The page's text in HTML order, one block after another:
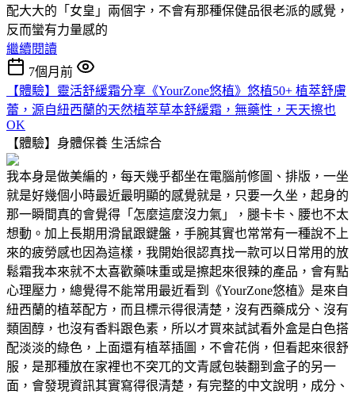
配大大的「女皇」兩個字，不會有那種保健品很老派的感覺，
反而蠻有力量感的
繼續閱讀
7個月前
【體驗】靈活舒緩霜分享《YourZone悠植》悠植50+ 植萃舒膚
蕾，源自紐西蘭的天然植萃草本舒緩霜，無藥性，天天擦也
OK
【體驗】身體保養 生活綜合
我本身是做美編的，每天幾乎都坐在電腦前修圖、排版，一坐
就是好幾個小時最近最明顯的感覺就是，只要一久坐，起身的
那一瞬間真的會覺得「怎麼這麼沒力氣」，腿卡卡、腰也不太
想動。加上長期用滑鼠跟鍵盤，手腕其實也常常有一種說不上
來的疲勞感也因為這樣，我開始很認真找一款可以日常用的放
鬆霜我本來就不太喜歡藥味重或是擦起來很辣的產品，會有點
心理壓力，總覺得不能常用最近看到《YourZone悠植》是來自
紐西蘭的植萃配方，而且標示得很清楚，沒有西藥成分、沒有
類固醇，也沒有香料跟色素，所以才買來試試看外盒是白色搭
配淡淡的綠色，上面還有植萃插圖，不會花俏，但看起來很舒
服，是那種放在家裡也不突兀的文青感包裝翻到盒子的另一
面，會發現資訊其實寫得很清楚，有完整的中文說明，成分、